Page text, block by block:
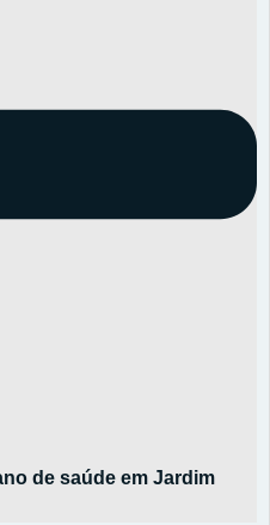
de saúde em Jardim